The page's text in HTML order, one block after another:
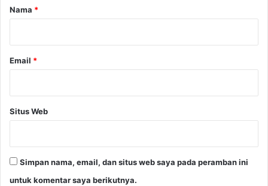
rNama *
Email *
Situs Web
Simpan nama, email, dan situs web saya pada peramban ini
untuk komentar saya berikutnya.